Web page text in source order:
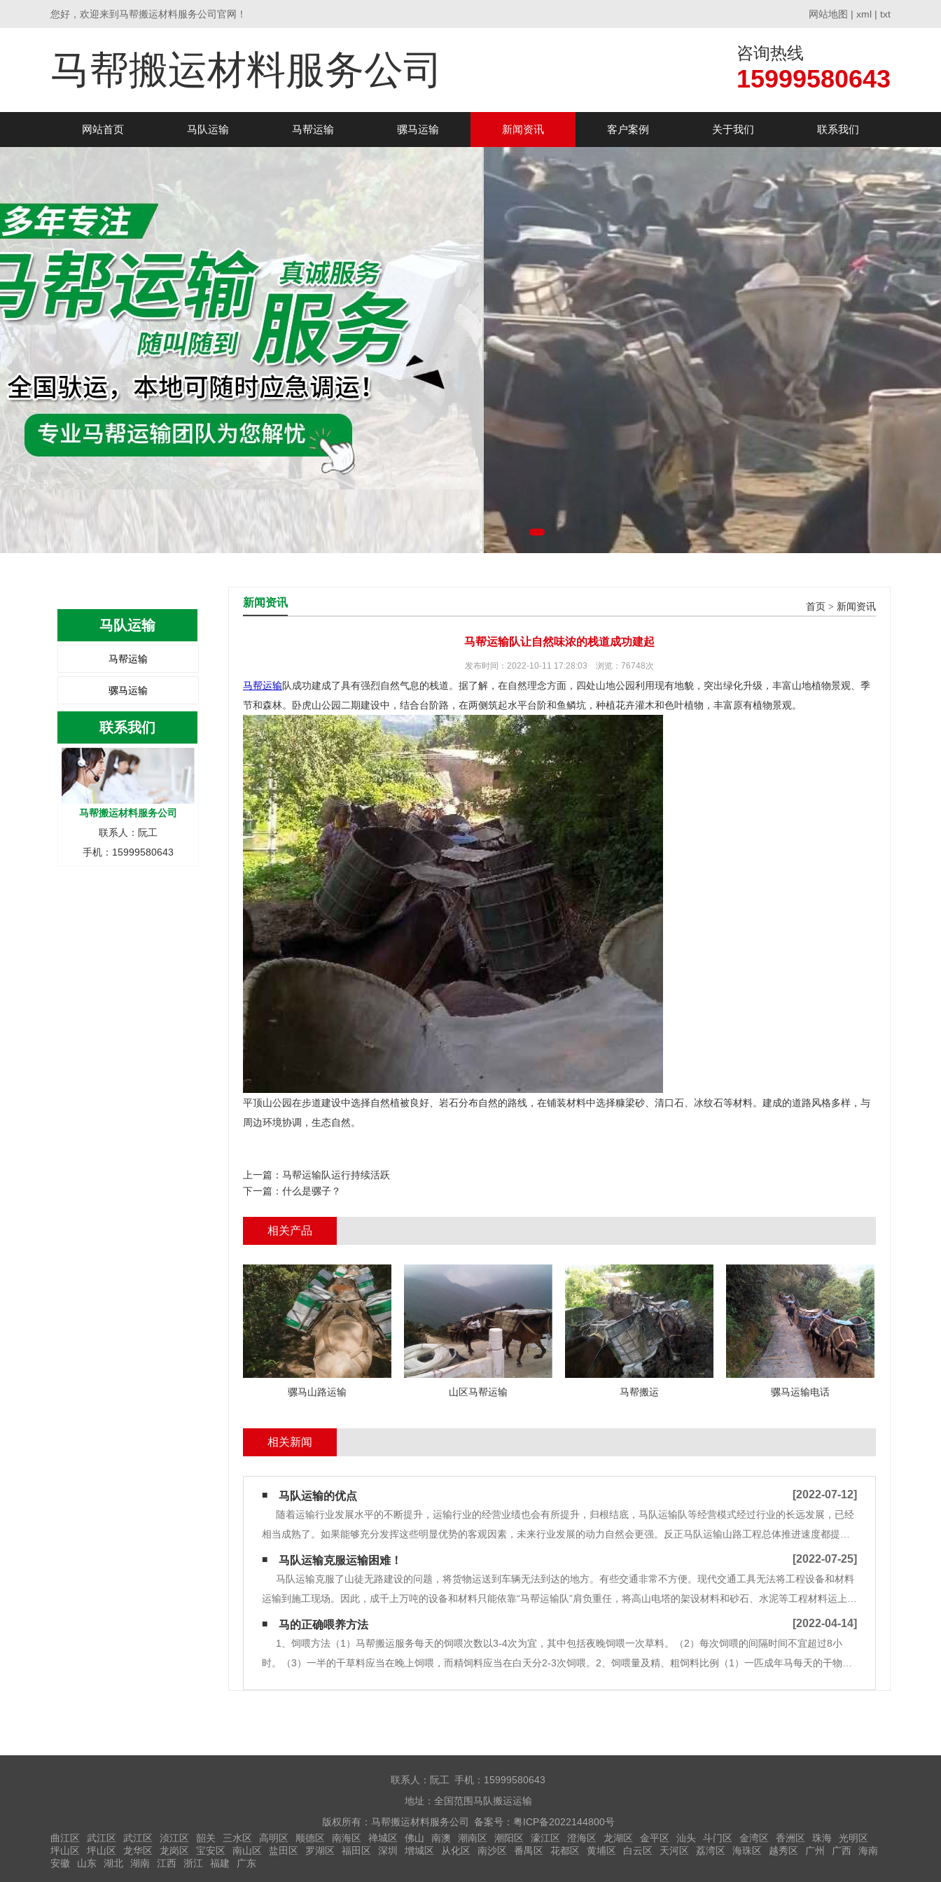
您好，欢迎来到马帮搬运材料服务公司官网！ 网站地图 | xml | txt
马帮搬运材料服务公司 咨询热线
15999580643
网站首页 马队运输 马帮运输 骡马运输 新闻资讯 客户案例 关于我们 联系我们
马队运输
马帮运输
骡马运输
联系我们
马帮搬运材料服务公司
联系人：阮工
手机：15999580643
新闻资讯 首页 > 新闻资讯
马帮运输队让自然味浓的栈道成功建起
发布时间：2022-10-11 17:28:03 浏览：76748次
马帮运输队成功建成了具有强烈自然气息的栈道。据了解，在自然理念方面，四处山地公园利用现有地貌，突出绿化升级，丰富山地植物景观、季
节和森林。卧虎山公园二期建设中，结合台阶路，在两侧筑起水平台阶和鱼鳞坑，种植花卉灌木和色叶植物，丰富原有植物景观。
平顶山公园在步道建设中选择自然植被良好、岩石分布自然的路线，在铺装材料中选择糠梁砂、清口石、冰纹石等材料。建成的道路风格多样，与
周边环境协调，生态自然。
上一篇： 马帮运输队运行持续活跃
下一篇： 什么是骡子？
相关产品
骡马山路运输 山区马帮运输 马帮搬运 骡马运输电话
相关新闻
马队运输的优点 [2022-07-12]
随着运输行业发展水平的不断提升，运输行业的经营业绩也会有所提升，归根结底，马队运输队等经营模式经过行业的长远发展，已经
相当成熟了。如果能够充分发挥这些明显优势的客观因素，未来行业发展的动力自然会更强。反正马队运输山路工程总体推进速度都提升
了，能够有效缓解常规运输的运输压力。提高职业水平。众所周知，如今的交通运输在整体效率上是比较高的，特别是现代化的交通运输
体系逐步完善，在不一样的交通运输环境下，相
马队运输克服运输困难！ [2022-07-25]
马队运输克服了山徒无路建设的问题，将货物运送到车辆无法到达的地方。有些交通非常不方便。现代交通工具无法将工程设备和材料
运输到施工现场。因此，成千上万吨的设备和材料只能依靠“马帮运输队”肩负重任，将高山电塔的架设材料和砂石、水泥等工程材料运上
山。例如:1:砂石、水泥、塔塔材料、绝缘体、瓷瓶等。电力工程；3:砂、水泥、砖等。水沟工程 3石材、水泥、砂等护坡工程 2.风水工
程(坟墓)专业从事各类建筑工程
马的正确喂养方法 [2022-04-14]
1、饲喂方法（1）马帮搬运服务每天的饲喂次数以3-4次为宜，其中包括夜晚饲喂一次草料。（2）每次饲喂的间隔时间不宜超过8小
时。（3）一半的干草料应当在晚上饲喂，而精饲料应当在白天分2-3次饲喂。2、饲喂量及精、粗饲料比例（1）一匹成年马每天的干物质
联系人：阮工 手机：15999580643
地址：全国范围马队搬运运输
版权所有：马帮搬运材料服务公司 备案号： 粤ICP备2022144800号
曲江区
武江区 武江区 浈江区 韶关 三水区 高明区 顺德区 南海区 禅城区 佛山 南澳 潮南区 潮阳区 濠江区 澄海区 龙湖区 金平区 汕头 斗门区 金湾区 香洲区 珠海
光明区
坪山区
坪山区 龙华区 龙岗区 宝安区 南山区 盐田区 罗湖区 福田区 深圳 增城区 从化区 南沙区 番禺区 花都区 黄埔区 白云区 天河区 荔湾区 海珠区 越秀区 广州 广西
海南
安徽
山东 湖北 湖南 江西 浙江 福建 广东